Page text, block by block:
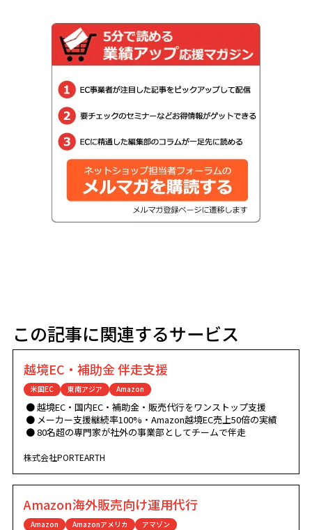
この記事に関連するサービス
越境EC・補助金 伴走支援
米国EC 東南アジア Amazon
越境EC・国内EC・補助金・販売代行をワンストップ支援
メーカー支援継続率100%・Amazon越境EC売上50倍の実績
80名超の専門家が社外の事業部としてチームで伴走
株式会社PORTEARTH
Amazon海外販売向け運用代行
Amazon Amazonアメリカ アマゾン